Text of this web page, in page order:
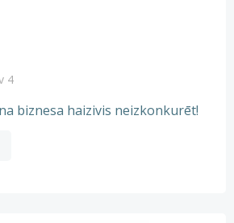
4
biznesa haizivis neizkonkurēt!